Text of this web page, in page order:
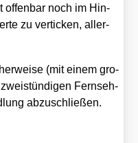
offen­bar noch im Hin­
zu ver­ti­cken, aller­
(mit einem gro­
Fern­seh­
abzu­schlie­ßen.